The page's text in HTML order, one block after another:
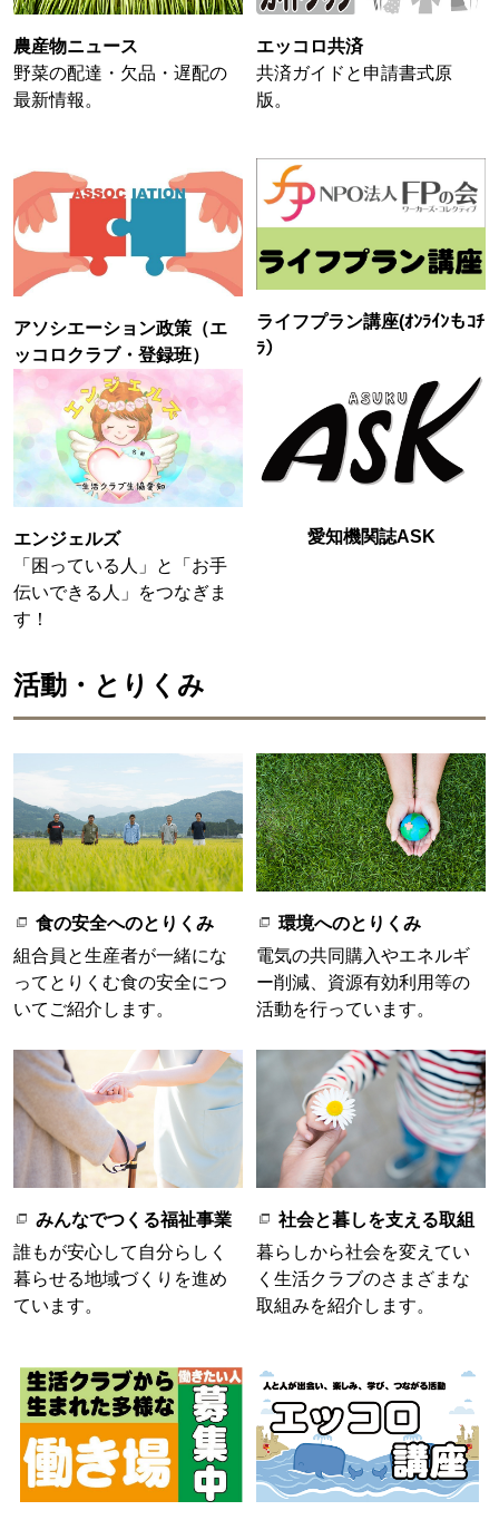
農産物ニュース
野菜の配達・欠品・遅配の
最新情報。
エッコロ共済
共済ガイドと申請書式原
版。
アソシエーション政策（エ
ッコロクラブ・登録班）
ライフプラン講座(ｵﾝﾗｲﾝもｺﾁ
ﾗ）
エンジェルズ
「困っている人」と「お手
伝いできる人」をつなぎま
す！
愛知機関誌ASK
活動・とりくみ
食の安全へのとりくみ
組合員と生産者が一緒にな
ってとりくむ食の安全につ
いてご紹介します。
環境へのとりくみ
電気の共同購入やエネルギ
ー削減、資源有効利用等の
活動を行っています。
みんなでつくる福祉事業
誰もが安心して自分らしく
暮らせる地域づくりを進め
ています。
社会と暮しを支える取組
暮らしから社会を変えてい
く生活クラブのさまざまな
取組みを紹介します。